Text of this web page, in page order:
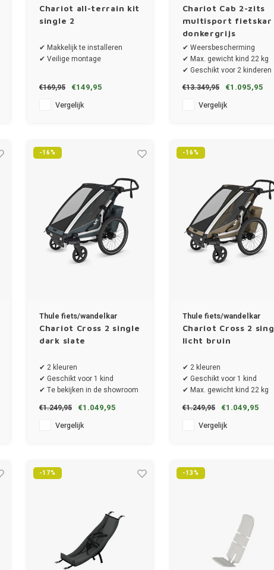
Chariot all-terrain kit
single 2
✔ Makkelijk te installeren
✔ Veilige montage
€169,95 €149,95
Vergelijk
Chariot Cab 2-zits
multisport fietskar
donkergrijs
✔ Weersbescherming
✔ Max. gewicht kind 22 kg
✔ Geschikt voor 2 kinderen
stoelen
€13.349,95 €1.095,95
Vergelijk
-16%
Thule fiets/wandelkar
Chariot Cross 2 single
dark slate
✔ 2 kleuren
✔ Geschikt voor 1 kind
✔ Te bekijken in de showroom
€1.249,95 €1.049,95
Vergelijk
-16%
Thule fiets/wandelkar
Chariot Cross 2
licht bruin
✔ 2 kleuren
✔ Geschikt voor 1 kind
✔ Max. gewicht kind 22 kg
✔ Afmeting 86.3 x 63.3 x 37.5
€1.249,95 €1.049,95
Vergelijk
-17% -13%